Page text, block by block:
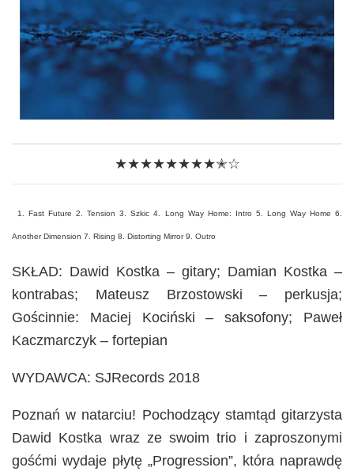
★★★★★★★★✭☆
1. Fast Future 2. Tension 3. Szkic 4. Long Way Home: Intro 5. Long Way Home 6.
Another Dimension 7. Rising 8. Distorting Mirror 9. Outro
SKŁAD: Dawid Kostka – gitary; Damian Kostka –
kontrabas; Mateusz Brzostowski – perkusja;
Gościnnie: Maciej Kociński – saksofony; Paweł
Kaczmarczyk – fortepian
WYDAWCA: SJRecords 2018
Poznań w natarciu! Pochodzący stamtąd gitarzysta
Dawid Kostka wraz ze swoim trio i zaproszonymi
gośćmi wydaje płytę „Progression”, która naprawdę